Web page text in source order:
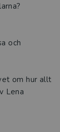
och
om hur allt
Lena